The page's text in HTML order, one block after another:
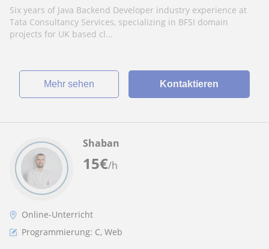
Six years of Java Backend Developer industry experience at
Tata Consultancy Services, specializing in BFSI domain
projects for UK based cl...
Mehr sehen Kontaktieren
15€/h
Shaban
Online-Unterricht
Programmierung: C, Web